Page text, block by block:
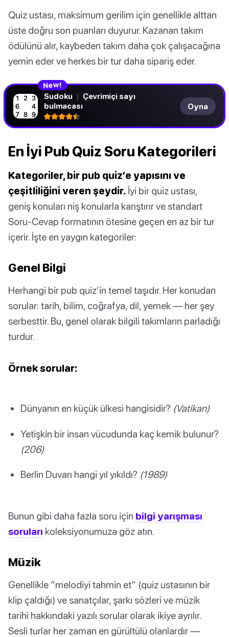
Quiz ustası, maksimum gerilim için genellikle alttan
üste doğru son puanları duyurur. Kazanan takım
ödülünü alır, kaybeden takım daha çok çalışacağına
yemin eder ve herkes bir tur daha sipariş eder.
New!
Sudoku | Çevrimiçi sayı
bulmacası
Oyna
En İyi Pub Quiz Soru Kategorileri
Kategoriler, bir pub quiz’e yapısını ve
çeşitliliğini veren şeydir. İyi bir quiz ustası,
geniş konuları niş konularla karıştırır ve standart
Soru-Cevap formatının ötesine geçen en az bir tur
içerir. İşte en yaygın kategoriler:
Genel Bilgi
Herhangi bir pub quiz’in temel taşıdır. Her konudan
sorular: tarih, bilim, coğrafya, dil, yemek — her şey
serbesttir. Bu, genel olarak bilgili takımların parladığı
turdur.
Örnek sorular:
Dünyanın en küçük ülkesi hangisidir? (Vatikan)
Yetişkin bir insan vücudunda kaç kemik bulunur?
(206)
Berlin Duvarı hangi yıl yıkıldı? (1989)
Bunun gibi daha fazla soru için bilgi yarışması
soruları koleksiyonumuza göz atın.
Müzik
Genellikle “melodiyi tahmin et” (quiz ustasının bir
klip çaldığı) ve sanatçılar, şarkı sözleri ve müzik
tarihi hakkındaki yazılı sorular olarak ikiye ayrılır.
Sesli turlar her zaman en gürültülü olanlardır —